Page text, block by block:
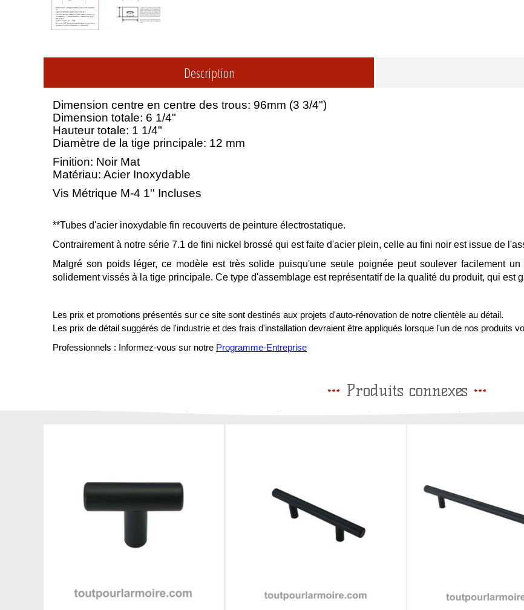
Description
Dimension centre en centre des trous: 96mm (3 3/4")
Dimension totale: 6 1/4"
Hauteur totale: 1 1/4"
Diamètre de la tige principale: 12 mm
Finition: Noir Mat
Matériau: Acier Inoxydable
Vis Métrique M-4 1'' Incluses
**Tubes d'acier inoxydable fin recouverts de peinture électrostatique.
Contrairement à notre série 7.1 de fini nickel brossé qui est faite d'acier plein, celle au fini noir est issue de
Malgré son poids léger, ce modèle est très solide puisqu'une seule poignée peut soulever facilement
solidement vissés à la tige principale. Ce type d'assemblage est représentatif de la qualité du produit, qui est
Les prix et promotions présentés sur ce site sont destinés aux projets d'auto-rénovation de notre clientèle au détail.
Les prix de détail suggérés de l'industrie et des frais d'installation devraient être appliqués lorsque l'un de nos produits
Professionnels : Informez-vous sur notre Programme-Entreprise
Produits connexes